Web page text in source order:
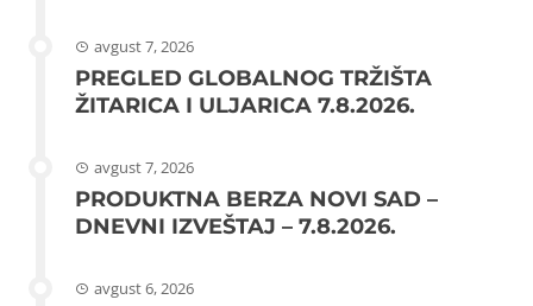
avgust 7, 2026
PREGLED GLOBALNOG TRŽIŠTA
ŽITARICA I ULJARICA 7.8.2026.
avgust 7, 2026
PRODUKTNA BERZA NOVI SAD –
DNEVNI IZVEŠTAJ – 7.8.2026.
avgust 6, 2026